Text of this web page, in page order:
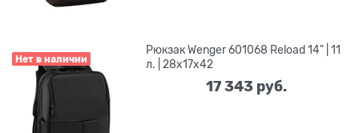
Нет в наличии
Рюкзак Wenger 601068 Reload 14" | 11
л. | 28x17x42
17 343 руб.